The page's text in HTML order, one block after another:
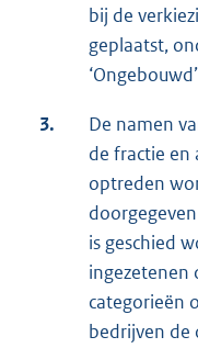
bij de
geplaatst,
3.
De namen
de fractie en
optreden
is geschied
ingezetenen
categorieën
bedrijven de